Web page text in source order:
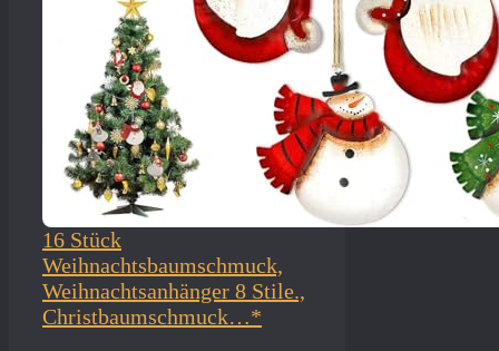
16 Stück
Weihnachtsbaumschmuck,
Weihnachtsanhänger 8 Stile.,
Christbaumschmuck…*